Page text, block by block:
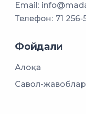
Email:
Телефон: 71 256-
Фойдали
Алоқа
Савол-жавоблар